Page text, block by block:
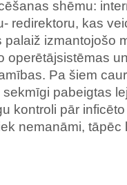
shēmu:
redirektoru, kas
izmantojošo
operētājsistēmas
Pa šiem
pabeigtas
kontroli pār
nemanāmi, tāpēc